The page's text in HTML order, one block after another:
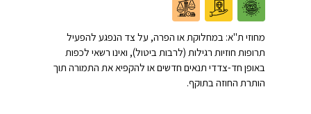
מחוזי ת"א: במחלוקת או הפרה, על צד הנפגע להפעיל
תרופות חוזיות רגילות (לרבות ביטול), ואינו רשאי לכפות
באופן חד-צדדי תנאים חדשים או להקפיא את התמורה תוך
הותרת החוזה בתוקף.